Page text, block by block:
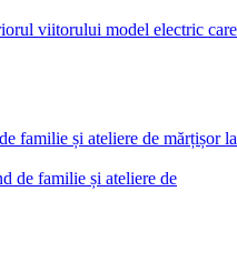
viitorului model electric care
familie și ateliere de mărțișor la